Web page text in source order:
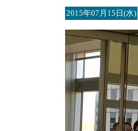
2015年07月15日(水)